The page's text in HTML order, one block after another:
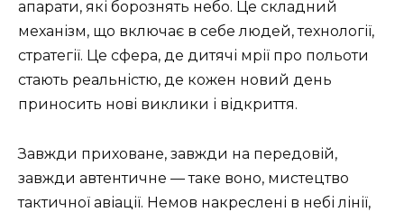
апарати, які борознять небо. Це складний
механізм, що включає в себе людей, технології,
стратегії. Це сфера, де дитячі мрії про польоти
стають реальністю, де кожен новий день
приносить нові виклики і відкриття.
Завжди приховане, завжди на передовій,
завжди автентичне — таке воно, мистецтво
тактичної авіації. Немов накреслені в небі лінії,